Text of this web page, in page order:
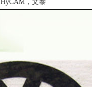
HyCAM ，文泰